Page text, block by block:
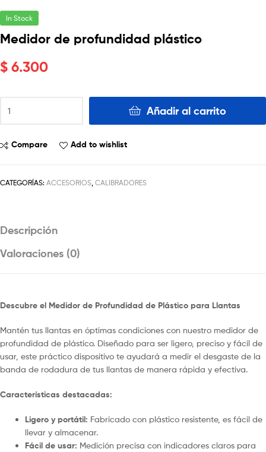
In Stock
Medidor de profundidad plástico
$ 6.300
Añadir al carrito
Compare Add to wishlist
CATEGORÍAS: ACCESORIOS, CALIBRADORES
Descripción
Valoraciones (0)
Descubre el Medidor de Profundidad de Plástico para Llantas
Mantén tus llantas en óptimas condiciones con nuestro medidor de
profundidad de plástico. Diseñado para ser ligero, preciso y fácil de
usar, este práctico dispositivo te ayudará a medir el desgaste de la
banda de rodadura de tus llantas de manera rápida y efectiva.
Características destacadas:
Ligero y portátil: Fabricado con plástico resistente, es fácil de
llevar y almacenar.
Fácil de usar: Medición precisa con indicadores claros para